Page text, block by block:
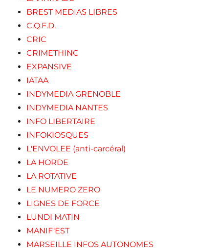
BREST MEDIAS LIBRES
C.Q.F.D.
CRIC
CRIMETHINC
EXPANSIVE
IATAA
INDYMEDIA GRENOBLE
INDYMEDIA NANTES
INFO LIBERTAIRE
INFOKIOSQUES
L'ENVOLEE (anti-carcéral)
LA HORDE
LA ROTATIVE
LE NUMERO ZERO
LIGNES DE FORCE
LUNDI MATIN
MANIF'EST
MARSEILLE INFOS AUTONOMES